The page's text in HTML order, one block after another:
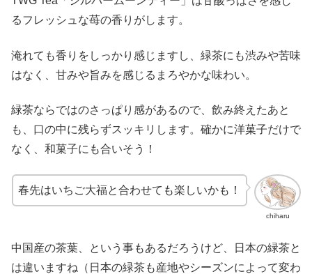
るフレッシュな苺の香りがします。
淹れても香りをしっかり感じますし、緑茶にも渋みや苦味
はなく、甘みや旨みを感じるまろやかな味わい。
緑茶ならではのさっぱり感があるので、飲み終えたあと
も、口の中に残らずスッキリします。確かに洋菓子だけで
なく、和菓子にも合いそう！
chiharu
春先はいちご大福と合わせても楽しいかも！
中国産の茶葉、という事もあるだろうけど、日本の緑茶と
は違いますね（日本の緑茶も産地やシーズンによって変わ